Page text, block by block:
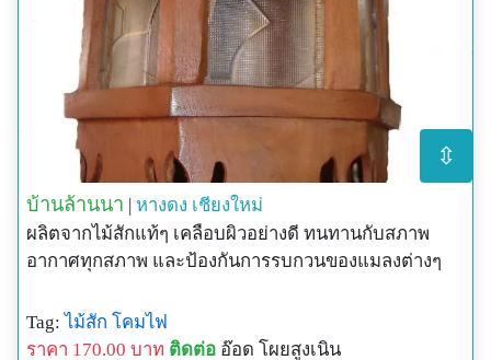
⇳
บ้านล้านนา | หางดง เชียงใหม่
ผลิตจากไม้สักแท้ๆ เคลือบผิวอย่างดี ทนทานกับสภาพ
อากาศทุกสภาพ และป้องกันการรบกวนของแมลงต่างๆ
Tag:ไม้สัก โคมไฟ
ราคา 170.00 บาท ติดต่อ อ๊อด โผยสูงเนิน